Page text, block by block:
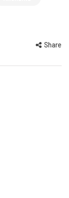
Share